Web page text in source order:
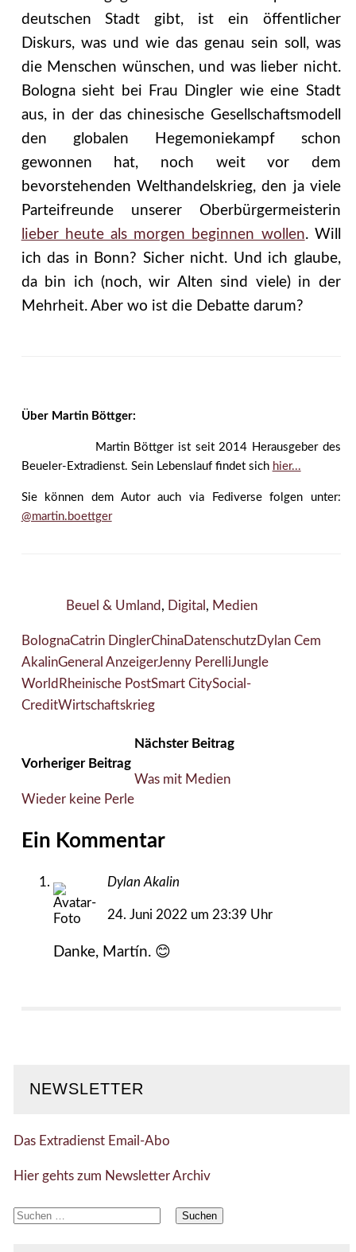
deutschen Stadt gibt, ist ein öffentlicher
Diskurs, was und wie das genau sein soll, was
die Menschen wünschen, und was lieber nicht.
Bologna sieht bei Frau Dingler wie eine Stadt
aus, in der das chinesische Gesellschaftsmodell
den globalen Hegemoniekampf schon
gewonnen hat, noch weit vor dem
bevorstehenden Welthandelskrieg, den ja viele
Parteifreunde unserer Oberbürgermeisterin
lieber heute als morgen beginnen wollen. Will
ich das in Bonn? Sicher nicht. Und ich glaube,
da bin ich (noch, wir Alten sind viele) in der
Mehrheit. Aber wo ist die Debatte darum?
Über Martin Böttger:
Martin Böttger ist seit 2014 Herausgeber des
Beueler-Extradienst. Sein Lebenslauf findet sich hier...
Sie können dem Autor auch via Fediverse folgen unter:
@martin.boettger
Beuel & Umland , Digital , Medien
BolognaCatrin DinglerChinaDatenschutzDylan Cem
AkalinGeneral AnzeigerJenny PerelliJungle
World Rheinische PostSmart CitySocial-
CreditWirtschaftskrieg
Vorheriger Beitrag
Wieder keine Perle
Nächster Beitrag
Was mit Medien
Ein Kommentar
Dylan Akalin
24. Juni 2022 um 23:39 Uhr
Danke, Martín. 😊
NEWSLETTER
Das Extradienst Email-Abo
Hier gehts zum Newsletter Archiv
Suchen